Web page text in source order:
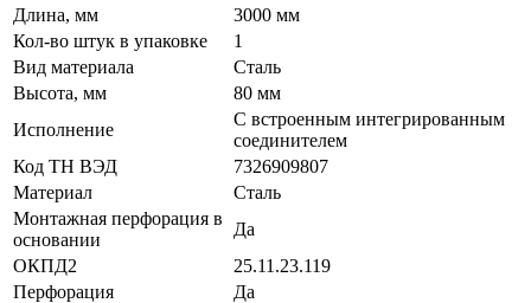
Длина, мм
3000 мм
Кол-во штук в упаковке
1
Вид материала
Сталь
Высота, мм
80 мм
Исполнение
С встроенным интегрированным
соединителем
Код ТН ВЭД
7326909807
Материал
Сталь
Монтажная перфорация в
основании
Да
ОКПД2
25.11.23.119
Перфорация
Да